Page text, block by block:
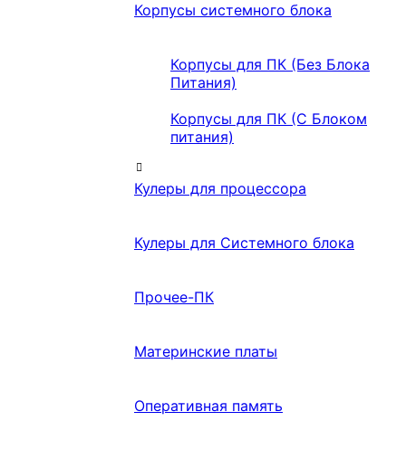
Корпусы системного блока
Корпусы для ПК (Без Блока
Питания)
Корпусы для ПК (С Блоком
питания)
Кулеры для процессора
Кулеры для Системного блока
Прочее-ПК
Материнские платы
Оперативная память